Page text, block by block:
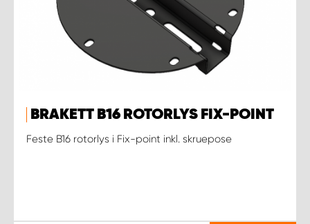
BRAKETT B16 ROTORLYS FIX-POINT
Feste B16 rotorlys i Fix-point inkl. skruepose